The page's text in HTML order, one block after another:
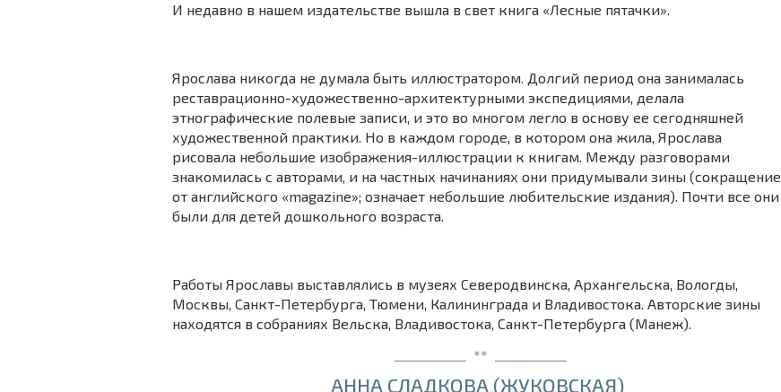
И недавно в нашем издательстве вышла в свет книга «Лесные пятачки».
Ярослава никогда не думала быть иллюстратором. Долгий период она занималась
реставрационно-художественно-архитектурными экспедициями, делала
этнографические полевые записи, и это во многом легло в основу ее сегодняшней
художественной практики. Но в каждом городе, в котором она жила, Ярослава
рисовала небольшие изображения-иллюстрации к книгам. Между разговорами
знакомилась с авторами, и на частных начинаниях они придумывали зины (сокращение
от английского «magazine»; означает небольшие любительские издания). Почти все они
были для детей дошкольного возраста.
Работы Ярославы выставлялись в музеях Северодвинска, Архангельска, Вологды,
Москвы, Санкт-Петербурга, Тюмени, Калининграда и Владивостока. Авторские зины
находятся в собраниях Вельска, Владивостока, Санкт-Петербурга (Манеж).
__________ ** __________
АННА СЛАДКОВА (ЖУКОВСКАЯ)